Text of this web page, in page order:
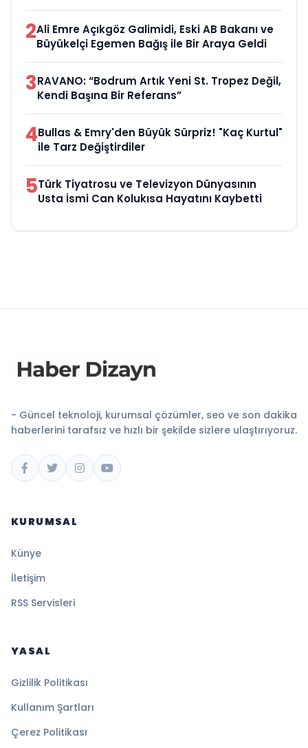
2Ali Emre Açıkgöz Galimidi, Eski AB Bakanı ve
Büyükelçi Egemen Bağış ile Bir Araya Geldi
3RAVANO: “Bodrum Artık Yeni St. Tropez Değil,
Kendi Başına Bir Referans”
4Bullas & Emry'den Büyük Sürpriz! "Kaç Kurtul"
ile Tarz Değiştirdiler
5Türk Tiyatrosu ve Televizyon Dünyasının
Usta İsmi Can Kolukısa Hayatını Kaybetti
- Güncel teknoloji, kurumsal çözümler, seo ve son dakika
haberlerini tarafsız ve hızlı bir şekilde sizlere ulaştırıyoruz.
KURUMSAL
Künye
İletişim
RSS Servisleri
YASAL
Gizlilik Politikası
Kullanım Şartları
Çerez Politikası